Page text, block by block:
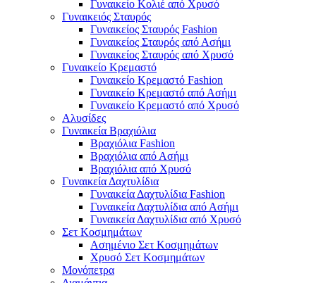
Γυναικείο Κολιέ από Χρυσό
Γυναικειός Σταυρός
Γυναικείος Σταυρός Fashion
Γυναικείος Σταυρός από Ασήμι
Γυναικείος Σταυρός από Χρυσό
Γυναικείο Κρεμαστό
Γυναικείο Κρεμαστό Fashion
Γυναικείο Κρεμαστό από Ασήμι
Γυναικείο Κρεμαστό από Χρυσό
Αλυσίδες
Γυναικεία Βραχιόλια
Βραχιόλια Fashion
Βραχιόλια από Ασήμι
Βραχιόλια από Χρυσό
Γυναικεία Δαχτυλίδια
Γυναικεία Δαχτυλίδια Fashion
Γυναικεία Δαχτυλίδια από Ασήμι
Γυναικεία Δαχτυλίδια από Χρυσό
Σετ Κοσμημάτων
Ασημένιο Σετ Κοσμημάτων
Χρυσό Σετ Κοσμημάτων
Μονόπετρα